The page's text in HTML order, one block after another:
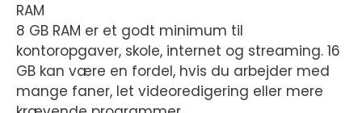
RAM
8 GB RAM er et godt minimum til
kontoropgaver, skole, internet og streaming. 16
GB kan være en fordel, hvis du arbejder med
mange faner, let videoredigering eller mere